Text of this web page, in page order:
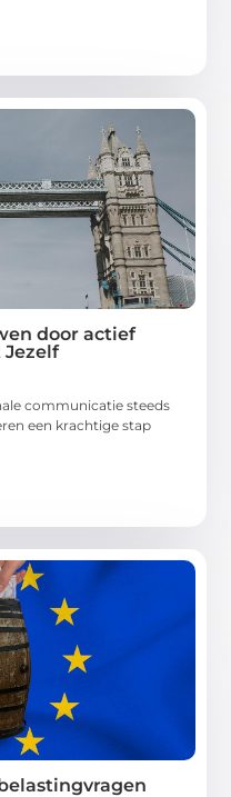
door actief
Jezelf
communicatie steeds
een krachtige stap